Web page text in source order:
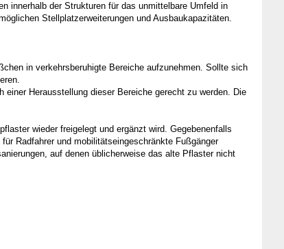
innerhalb der Strukturen für das unmittelbare Umfeld in
Stellplatzerweiterungen und Ausbaukapazitäten.
in verkehrsberuhigte Bereiche aufzunehmen. Sollte sich
Herausstellung dieser Bereiche gerecht zu werden. Die
wieder freigelegt und ergänzt wird. Gegebenenfalls
Radfahrer und mobilitätseingeschränkte Fußgänger
auf denen üblicherweise das alte Pflaster nicht